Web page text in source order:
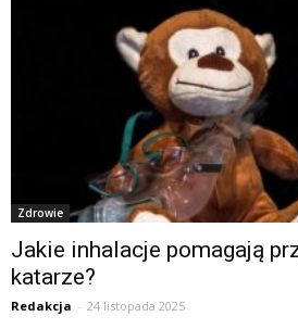
Zdrowie
Jakie inhalacje pomagają
katarze?
Redakcja - 24 listopada 2025